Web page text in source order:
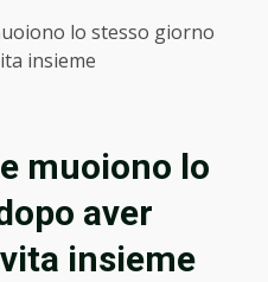
lo stesso giorno
insieme
muoiono lo
aver
insieme